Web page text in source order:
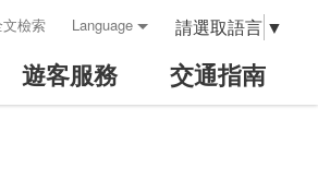
檢索 Language 請選取語言 ▼
遊客服務 交通指南